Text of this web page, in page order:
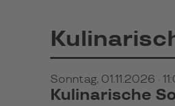
Sonntag, 01.11.2026 ·
Kulinarische